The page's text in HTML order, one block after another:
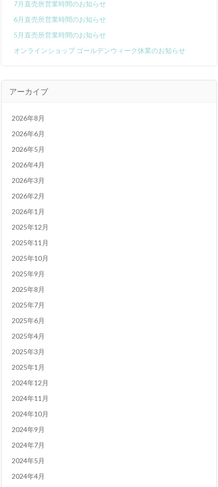
7月直売所営業時間のお知らせ
6月直売所営業時間のお知らせ
5月直売所営業時間のお知らせ
オンラインショップ ゴールデンウィーク休業のお知らせ
アーカイブ
2026年8月
2026年6月
2026年5月
2026年4月
2026年3月
2026年2月
2026年1月
2025年12月
2025年11月
2025年10月
2025年9月
2025年8月
2025年7月
2025年6月
2025年4月
2025年3月
2025年1月
2024年12月
2024年11月
2024年10月
2024年9月
2024年7月
2024年5月
2024年4月